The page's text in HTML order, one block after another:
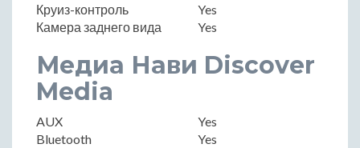
Круиз-контроль
Yes
Камера заднего вида
Yes
Медиа Нави Discover
Media
AUX
Yes
Bluetooth
Yes